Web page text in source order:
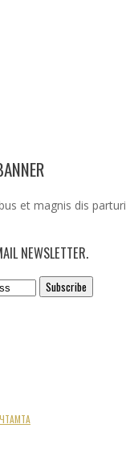
et magnis dis
NEWSLETTER.